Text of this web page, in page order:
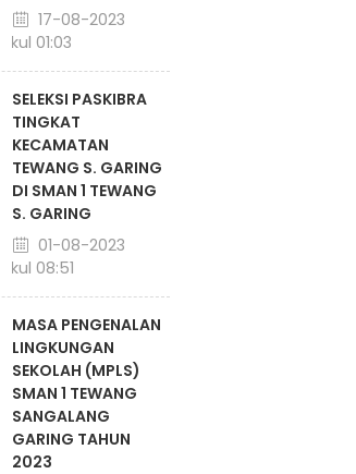
17-08-2023
pukul 01:03
SELEKSI PASKIBRA
TINGKAT
KECAMATAN
TEWANG S. GARING
DI SMAN 1 TEWANG
S. GARING
01-08-2023
pukul 08:51
MASA PENGENALAN
LINGKUNGAN
SEKOLAH (MPLS)
SMAN 1 TEWANG
SANGALANG
GARING TAHUN
2023